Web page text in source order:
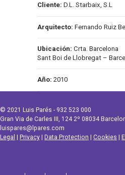
Cliente: D.L. Starbaix, S.L
Arquitecto: Fernando Ruiz
Ubicación: Crta. Barcelona
Sant Boi de Llobregat –
Año: 2010
© 2021 Luis Parés - 932 523 000
Gran Via de Carles III, 124 2º 08034
luispares@lpares.com
Legal | Privacy | Data Protection | Cookies |